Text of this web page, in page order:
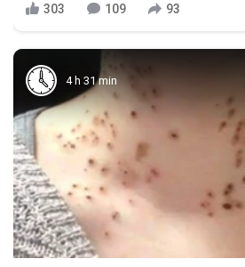
303 109 93
4 h 31 min